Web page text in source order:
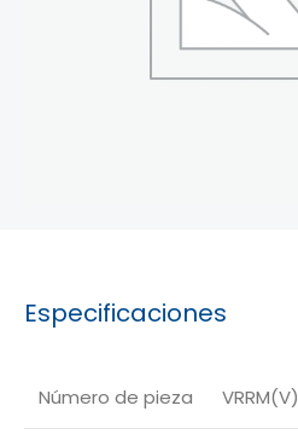
Especificaciones
Número de pieza VRRM(V)